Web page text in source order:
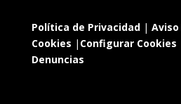
Política de Privacidad|
Cookies | Configurar Cookies
Denuncias